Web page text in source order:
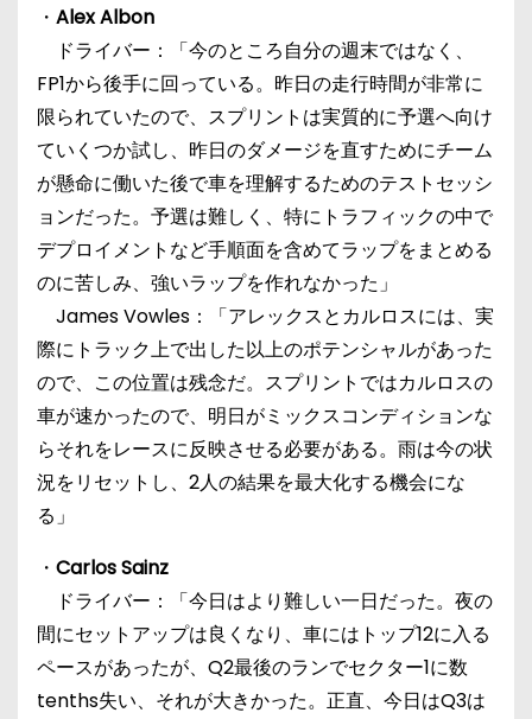
・ Alex Albon
ドライバー：「今のところ自分の週末ではなく、
FP1から後手に回っている。昨日の走行時間が非常に
限られていたので、スプリントは実質的に予選へ向け
ていくつか試し、昨日のダメージを直すためにチーム
が懸命に働いた後で車を理解するためのテストセッシ
ョンだった。予選は難しく、特にトラフィックの中で
デプロイメントなど手順面を含めてラップをまとめる
のに苦しみ、強いラップを作れなかった」
James Vowles：「アレックスとカルロスには、実
際にトラック上で出した以上のポテンシャルがあった
ので、この位置は残念だ。スプリントではカルロスの
車が速かったので、明日がミックスコンディションな
らそれをレースに反映させる必要がある。雨は今の状
況をリセットし、2人の結果を最大化する機会にな
る」
・ Carlos Sainz
ドライバー：「今日はより難しい一日だった。夜の
間にセットアップは良くなり、車にはトップ12に入る
ペースがあったが、Q2最後のランでセクター1に数
tenths失い、それが大きかった。正直、今日はQ3は